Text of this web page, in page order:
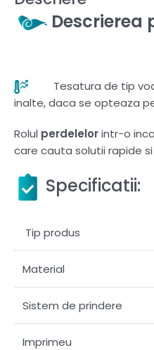
Descrierea
Tesatura de tip
inalte, daca se opteaza
Rolul perdelelorintr-o
care cauta solutii rapide
Specificatii:
Tip produs
Material
Sistem de prindere
Imprimeu